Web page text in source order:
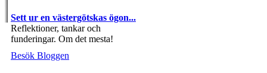
Sett ur en västergötskas ögon...
Reflektioner, tankar och
funderingar. Om det mesta!
Besök Bloggen